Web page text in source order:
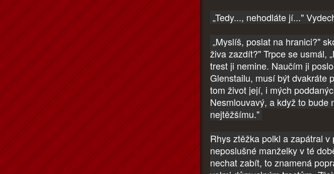
„Tedy..., nehodláte jí..."
„Myslíš, poslat na hranici?"
živa zazdít?" Trpce se usmál,
trest ji nemine. Naučím ji
Glenstailu, musí být dvakráte
tom život její, i mých
Nesmlouvavý, a když to bude
nejtěžšímu."
Rhys ztěžka polkl a zapátral
neposlušné manželky v té
nechat zabít, to znamená